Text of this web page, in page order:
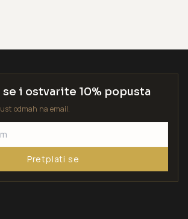
i ostvarite 10% popusta
odmah na email.
Pretplati se